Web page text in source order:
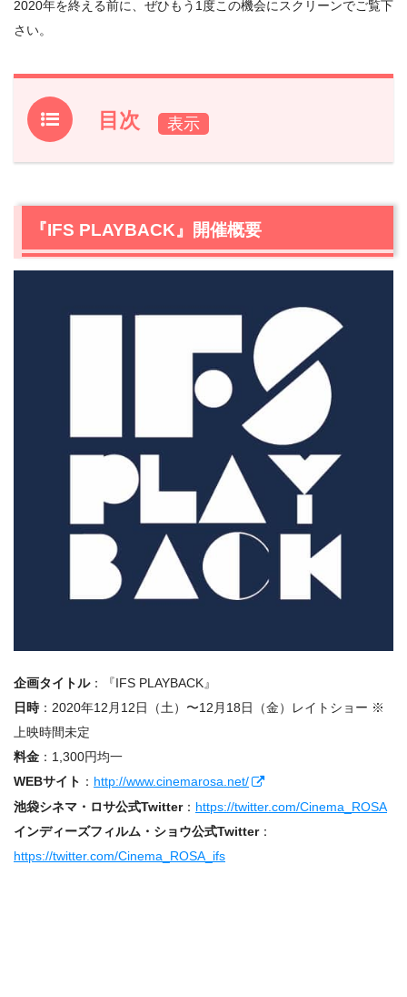
2020年を終える前に、ぜひもう1度この機会にスクリーンでご覧下
さい。
目次
1.『IFS PLAYBACK』開催概要
2.1 12月12日（土）『蒼のざらざら』（2014年/116分）
2.212月13日（日）『片山享監督特集 生きる、理屈』
2.312月14日（月）『佐藤睦美監督特集上映 ロマンス/生
2.412月15日（火）『そこにあるもの』（2010年/68分）※
12月16日（水）『かぞくあわせ』（2019年/92分）
12月17日（木）『みぽりん』（2019年/108分）
12月18日（金）『地元ピース！幻想ドライビング』
『IFS PLAYBACK』開催概要
企画タイトル：『IFS PLAYBACK』
日時：2020年12月12日（土）〜12月18日（金）レイトショー ※
上映時間未定
料金 ：1,300円均一
WEBサイト ： http://www.cinemarosa.net/
池袋シネマ・ロサ公式Twitter： https://twitter.com/Cinema_ROSA
インディーズフィルム・ショウ公式Twitter：
https://twitter.com/Cinema_ROSA_ifs